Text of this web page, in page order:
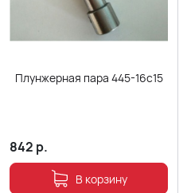
Плунжерная пара 445-16с15
842 р.
В корзину